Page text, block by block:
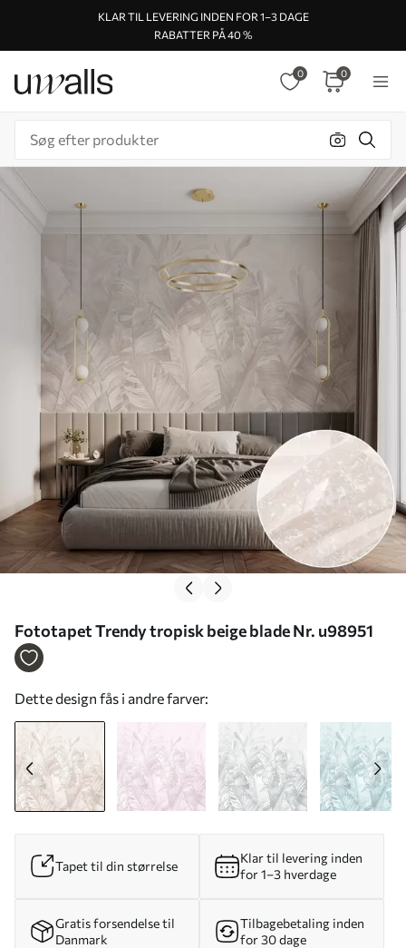
KLAR TIL LEVERING INDEN FOR 1–3 DAGE
RABATTER PÅ 40 %
0 0
Fototapet Trendy tropisk beige blade Nr. u98951
Dette design fås i andre farver:
Tapet til din størrelse
Klar til levering inden
for 1–3 hverdage
Gratis forsendelse til
Danmark
Tilbagebetaling inden
for 30 dage